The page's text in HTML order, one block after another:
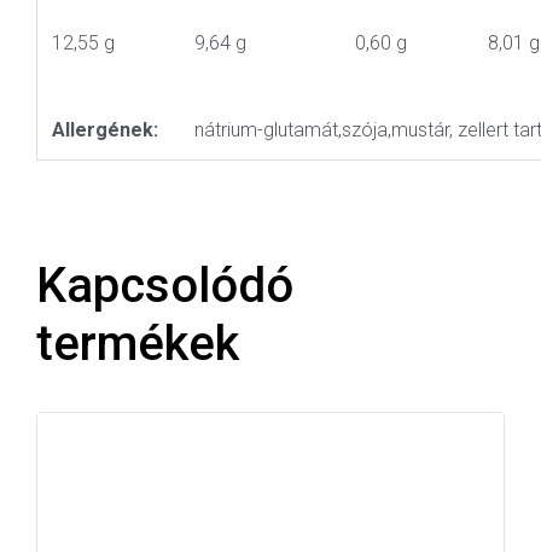
12,55 g 9,64 g 0,60 g 8,01 g
Allergének: nátrium-glutamát,szója,mustár, zellert
Kapcsolódó
termékek